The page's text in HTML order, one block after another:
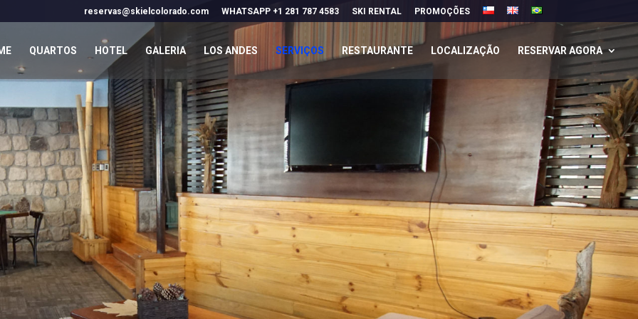
reservas@skielcolorado.com WHATSAPP +1 281 787 4583 SKI RENTAL PROMOÇÕES
QUARTOS HOTEL GALERIA LOS ANDES SERVIÇOS RESTAURANTE LOCALIZAÇÃO RESERVAR AGORA